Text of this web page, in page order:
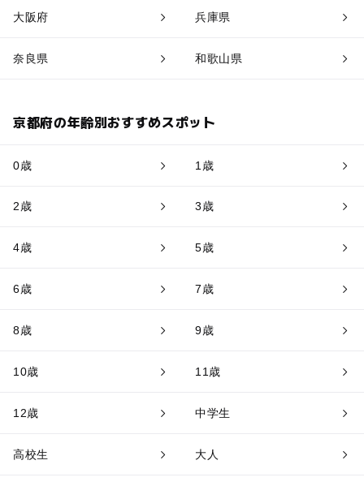
大阪府 兵庫県
奈良県 和歌山県
京都府の年齢別おすすめスポット
0歳 1歳
2歳 3歳
4歳 5歳
6歳 7歳
8歳 9歳
10歳 11歳
12歳 中学生
高校生 大人